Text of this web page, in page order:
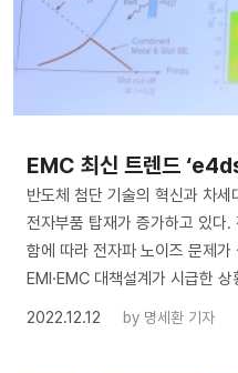
EMC 최신 트렌드
반도체 첨단 기술의 혁신과 차세
전자부품 탑재가 증가하고 있다
함에 따라 전자파 노이즈 문제가
EMI·EMC 대책설계가 시급한 상
2022.12.12
by 명세환 기자